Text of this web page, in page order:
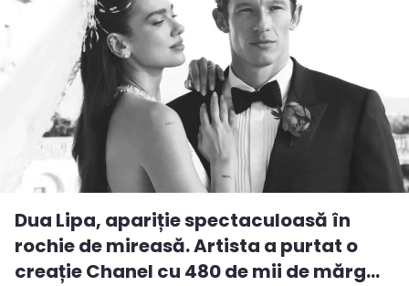
Dua Lipa, apariție spectaculoasă în
rochie de mireasă. Artista a purtat o
creație Chanel cu 480 de mii de mărg...